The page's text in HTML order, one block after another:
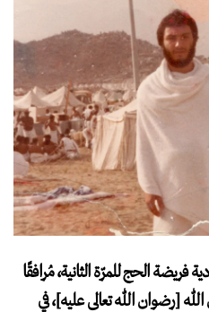
عامًا، خلال تأدية فريضة الحج للمرّة الثانية، مُرافقًا
[رضوان الله تعالى عليه]، في